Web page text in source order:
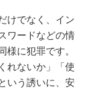
けでなく、イン
ワードなどの情
様に犯罪です。
れないか」「使
いう誘いに、安